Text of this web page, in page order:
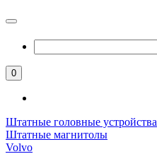
0
Штатные головные устройства
Штатные магнитолы
Volvo